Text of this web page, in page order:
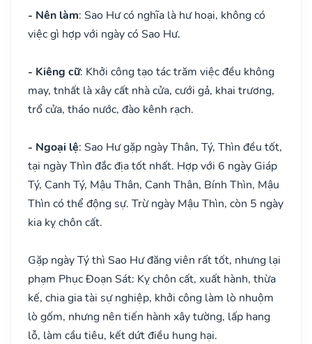
- Nên làm: Sao Hư có nghĩa là hư hoại, không có
việc gì hợp với ngày có Sao Hư.
- Kiêng cữ: Khởi công tạo tác trăm việc đều không
may, tnhất là xây cất nhà cửa, cưới gả, khai trương,
trổ cửa, tháo nước, đào kênh rạch.
- Ngoại lệ: Sao Hư gặp ngày Thân, Tý, Thìn đều tốt,
tại ngày Thìn đắc địa tốt nhất. Hợp với 6 ngày Giáp
Tý, Canh Tý, Mậu Thân, Canh Thân, Bính Thìn, Mậu
Thìn có thể động sự. Trừ ngày Mậu Thìn, còn 5 ngày
kia kỵ chôn cất.
Gặp ngày Tý thì Sao Hư đăng viên rất tốt, nhưng lại
phạm Phục Đoạn Sát: Kỵ chôn cất, xuất hành, thừa
kế, chia gia tài sự nghiệp, khởi công làm lò nhuộm
lò gốm, nhưng nên tiến hành xây tường, lấp hang
lỗ, làm cầu tiêu, kết dứt điều hung hại.